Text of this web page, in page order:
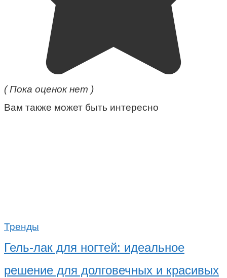
( Пока оценок нет )
Вам также может быть интересно
Тренды
Гель-лак для ногтей: идеальное
решение для долговечных и красивых